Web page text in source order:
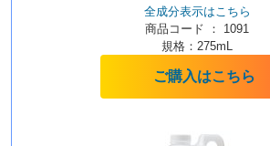
全成分表示はこちら
商品コード ： 1091
規格：275mL
ご購入はこちら